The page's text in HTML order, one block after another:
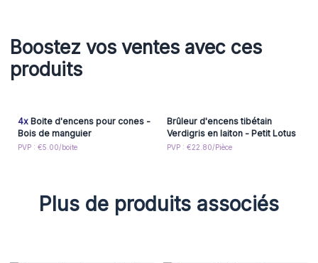
Boostez vos ventes avec ces
produits
4xBoite d'encens pour cones -
Bois de manguier
PVP : €5.00/boite
Brûleur d'encens tibétain
Verdigris en laiton - Petit Lotus
PVP : €22.80/Pièce
Plus de produits associés